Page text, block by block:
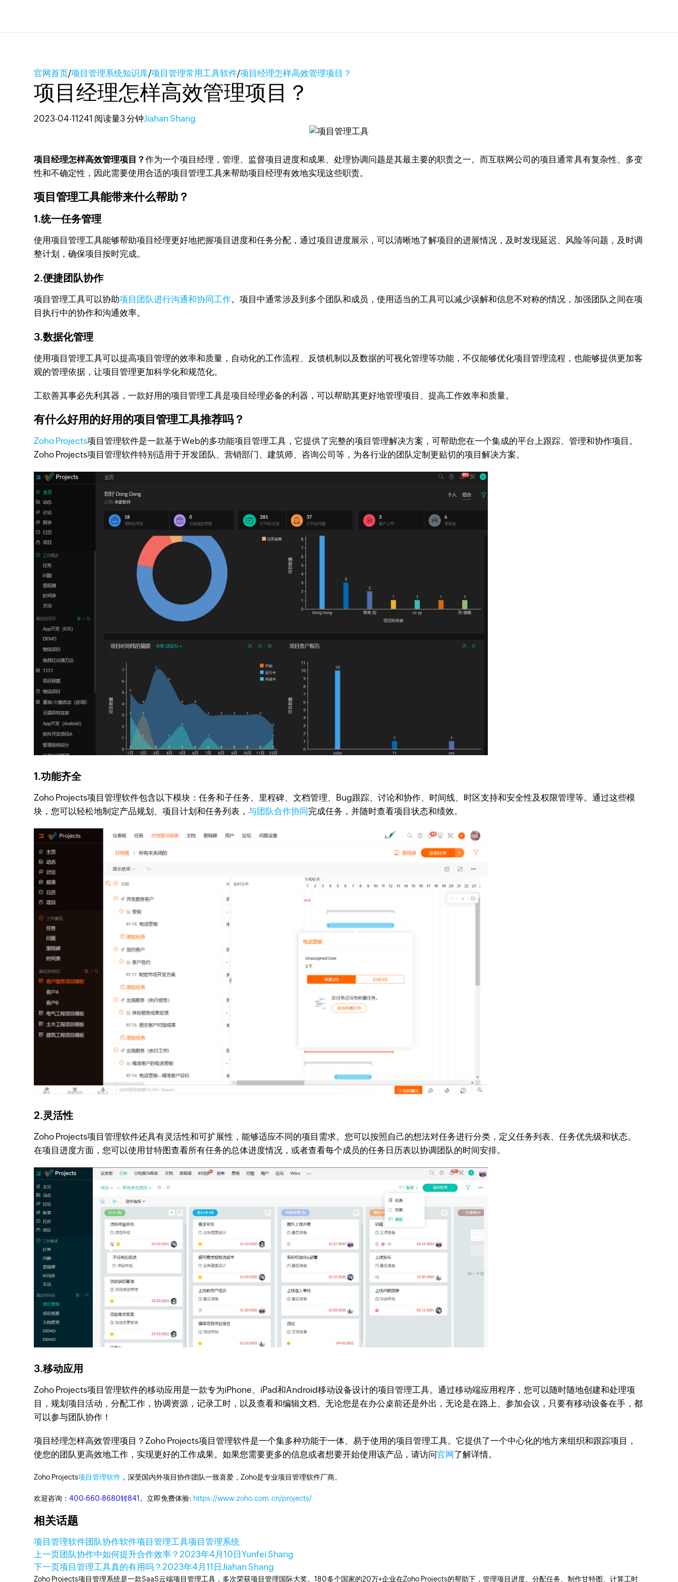
官网首页/项目管理系统知识库/项目管理常用工具软件/项目经理怎样高效管理项目？
项目经理怎样高效管理项目？
2023-04-11241 阅读量3 分钟Jiahan Shang
项目经理怎样高效管理项目？作为一个项目经理，管理、监督项目进度和成果、处理协调问题是其最主要的职责之一。而互联网公司的项目通常具有复杂性、多变
性和不确定性，因此需要使用合适的项目管理工具来帮助项目经理有效地实现这些职责。
项目管理工具能带来什么帮助？
1.统一任务管理
使用项目管理工具能够帮助项目经理更好地把握项目进度和任务分配，通过项目进度展示，可以清晰地了解项目的进展情况，及时发现延迟、风险等问题，及时调
整计划，确保项目按时完成。
2.便捷团队协作
项目管理工具可以协助项目团队进行沟通和协同工作。项目中通常涉及到多个团队和成员，使用适当的工具可以减少误解和信息不对称的情况，加强团队之间在项
目执行中的协作和沟通效率。
3.数据化管理
使用项目管理工具可以提高项目管理的效率和质量，自动化的工作流程、反馈机制以及数据的可视化管理等功能，不仅能够优化项目管理流程，也能够提供更加客
观的管理依据，让项目管理更加科学化和规范化。
工欲善其事必先利其器，一款好用的项目管理工具是项目经理必备的利器，可以帮助其更好地管理项目、提高工作效率和质量。
有什么好用的好用的项目管理工具推荐吗？
Zoho Projects项目管理软件是一款基于Web的多功能项目管理工具，它提供了完整的项目管理解决方案，可帮助您在一个集成的平台上跟踪、管理和协作项目。
Zoho Projects项目管理软件特别适用于开发团队、营销部门、建筑师、咨询公司等，为各行业的团队定制更贴切的项目解决方案。
1.功能齐全
Zoho Projects项目管理软件包含以下模块：任务和子任务、里程碑、文档管理、Bug跟踪、讨论和协作、时间线、时区支持和安全性及权限管理等。通过这些模
块，您可以轻松地制定产品规划、项目计划和任务列表，与团队合作协同 完成任务，并随时查看项目状态和绩效。
2.灵活性
Zoho Projects项目管理软件还具有灵活性和可扩展性，能够适应不同的项目需求。您可以按照自己的想法对任务进行分类，定义任务列表、任务优先级和状态。
在项目进度方面，您可以使用甘特图查看所有任务的总体进度情况，或者查看每个成员的任务日历表以协调团队的时间安排。
3.移动应用
Zoho Projects项目管理软件的移动应用是一款专为iPhone、iPad和Android移动设备设计的项目管理工具。通过移动端应用程序，您可以随时随地创建和处理项
目，规划项目活动，分配工作，协调资源，记录工时，以及查看和编辑文档。无论您是在办公桌前还是外出，无论是在路上、参加会议，只要有移动设备在手，都
可以参与团队协作！
项目经理怎样高效管理项目？Zoho Projects项目管理软件是一个集多种功能于一体、易于使用的项目管理工具。它提供了一个中心化的地方来组织和跟踪项目，
使您的团队更高效地工作，实现更好的工作成果。如果您需要更多的信息或者想要开始使用该产品，请访问官网 了解详情。
Zoho Projects项目管理软件 ，深受国内外项目协作团队一致喜爱，Zoho是专业项目管理软件厂商。
欢迎咨询：400-660-8680转841 。立即免费体验: https://www.zoho.com.cn/projects/
相关话题
项目管理软件团队协作软件项目管理工具项目管理系统
上一页团队协作中如何提升合作效率？2023年4月10日Yunfei Shang
下一页项目管理工具真的有用吗？2023年4月11日Jiahan Shang
Zoho Projects项目管理系统是一款SaaS云端项目管理工具，多次荣获项目管理国际大奖。180多个国家的20万+企业在Zoho Projects的帮助下，管理项目进度、分配任务、制作甘特图、计算工时